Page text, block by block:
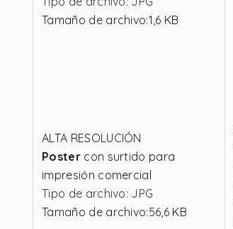
Tamaño de archivo:1,6 KB
ALTA RESOLUCIÓN
Postercon surtido para
impresión comercial
Tipo de archivo: JPG
Tamaño de archivo:56,6 KB